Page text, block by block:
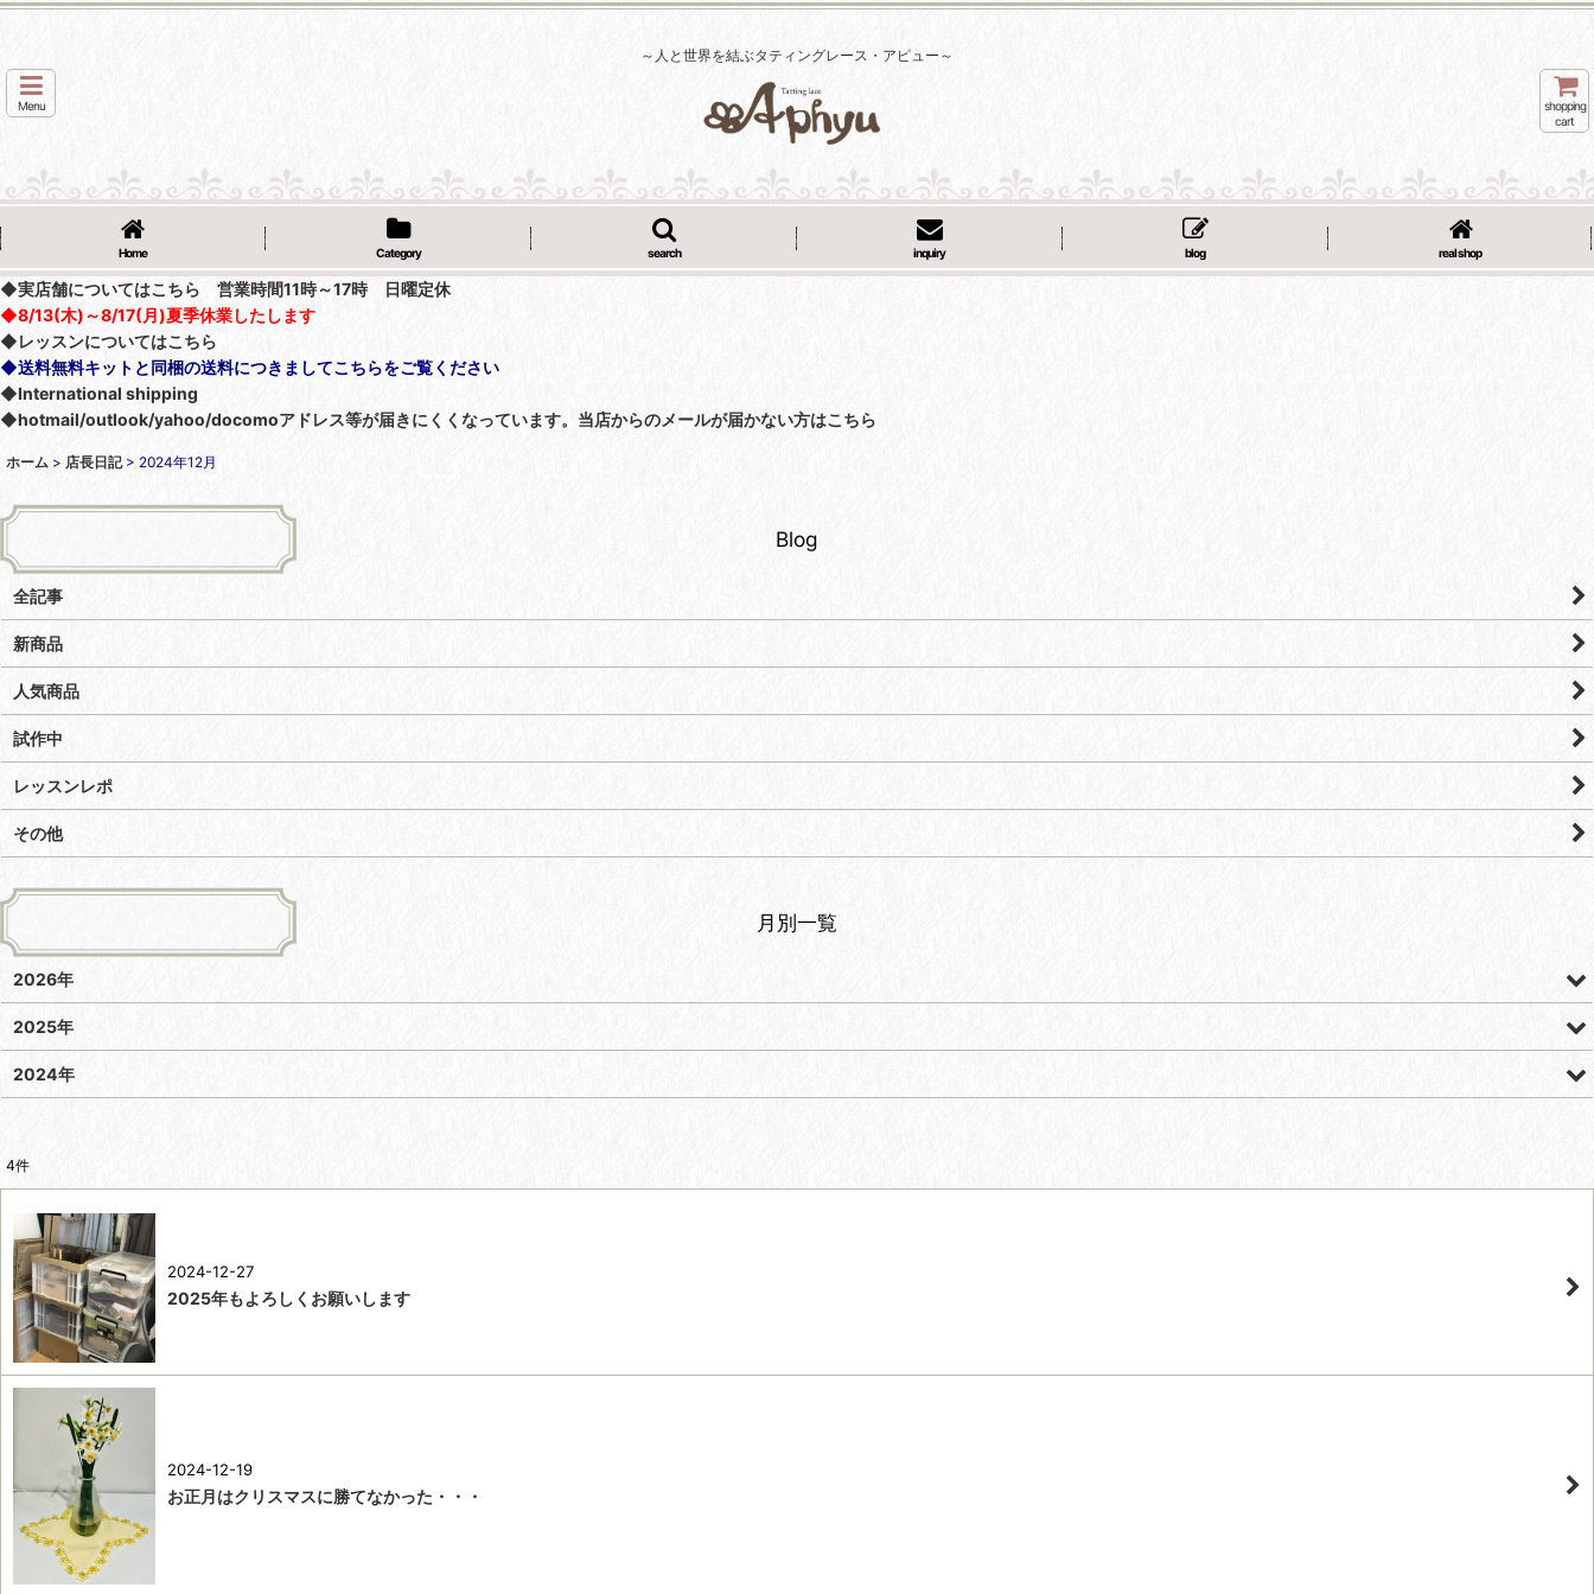
～人と世界を結ぶタティングレース・アピュー～
Menu
shopping
cart
Home Category search inquiry blog real shop
◆実店舗についてはこちら 営業時間11時～17時 日曜定休
◆8/13(木)～8/17(月)夏季休業したします
◆レッスンについてはこちら
◆送料無料キットと同梱の送料につきましてこちらをご覧ください
◆International shipping
◆hotmail/outlook/yahoo/docomoアドレス等が届きにくくなっています。当店からのメールが届かない方はこちら
ホーム > 店長日記 > 2024年12月
4件
2024-12-27
2025年もよろしくお願いします
2024-12-19
お正月はクリスマスに勝てなかった・・・
Blog
全記事
新商品
人気商品
試作中
レッスンレポ
その他
月別一覧
2026年
2025年
2024年